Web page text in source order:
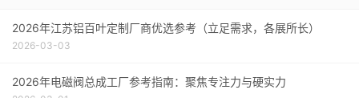
2026年江苏铝百叶定制厂商优选参考（立足需求，各展所长）
2026-03-03
2026年电磁阀总成工厂参考指南：聚焦专注力与硬实力